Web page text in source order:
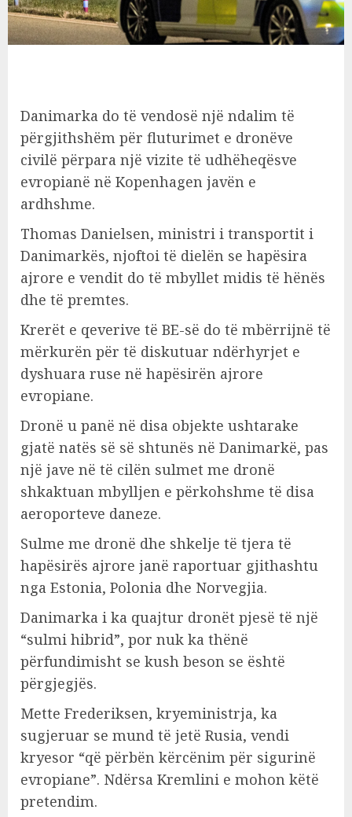
Danimarka do të vendosë një ndalim të
përgjithshëm për fluturimet e dronëve
civilë përpara një vizite të udhëheqësve
evropianë në Kopenhagen javën e
ardhshme.
Thomas Danielsen, ministri i transportit i
Danimarkës, njoftoi të dielën se hapësira
ajrore e vendit do të mbyllet midis të hënës
dhe të premtes.
Krerët e qeverive të BE-së do të mbërrijnë të
mërkurën për të diskutuar ndërhyrjet e
dyshuara ruse në hapësirën ajrore
evropiane.
Dronë u panë në disa objekte ushtarake
gjatë natës së së shtunës në Danimarkë, pas
një jave në të cilën sulmet me dronë
shkaktuan mbylljen e përkohshme të disa
aeroporteve daneze.
Sulme me dronë dhe shkelje të tjera të
hapësirës ajrore janë raportuar gjithashtu
nga Estonia, Polonia dhe Norvegjia.
Danimarka i ka quajtur dronët pjesë të një
“sulmi hibrid”, por nuk ka thënë
përfundimisht se kush beson se është
përgjegjës.
Mette Frederiksen, kryeministrja, ka
sugjeruar se mund të jetë Rusia, vendi
kryesor “që përbën kërcënim për sigurinë
evropiane”. Ndërsa Kremlini e mohon këtë
pretendim.